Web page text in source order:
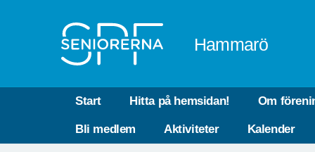
Hammarö
Start Hitta på hemsidan! Om
Bli medlem Aktiviteter Kalender